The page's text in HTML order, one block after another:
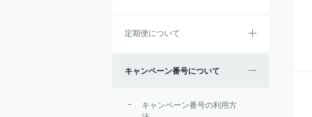
定期便について
キャンペーン番号について
キャンペーン番号の利用方